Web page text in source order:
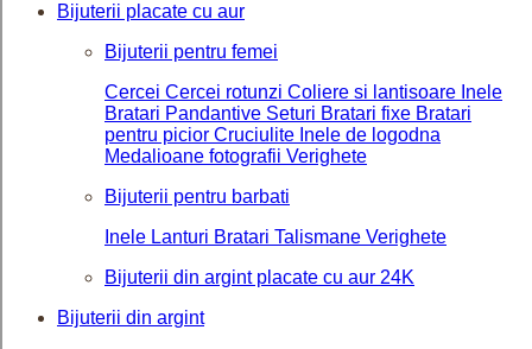
Bijuterii placate cu aur
Bijuterii pentru femei
Cercei Cercei rotunzi Coliere si lantisoare Inele
Bratari Pandantive Seturi Bratari fixe Bratari
pentru picior Cruciulite Inele de logodna
Medalioane fotografii Verighete
Bijuterii pentru barbati
Inele Lanturi Bratari Talismane Verighete
Bijuterii din argint placate cu aur 24K
Bijuterii din argint